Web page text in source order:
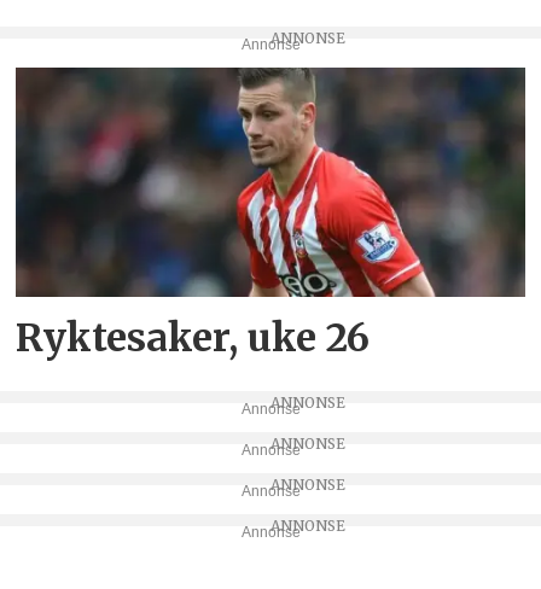
Annonse
Ryktesaker, uke 26
Annonse
Annonse
Annonse
Annonse